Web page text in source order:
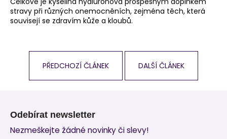
stravy při různých onemocněních, zejména těch, která
souvisejí se zdravím kůže a kloubů.
PŘEDCHOZÍ ČLÁNEK DALŠÍ ČLÁNEK
Odebírat newsletter
Nezmeškejte žádné novinky či slevy!